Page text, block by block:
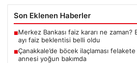
Son Eklenen Haberler
■Merkez Bankası faiz kararı ne
ayı faiz beklentisi belli oldu
■Çanakkale’de böcek ilaçlaması
annesi yoğun bakımda